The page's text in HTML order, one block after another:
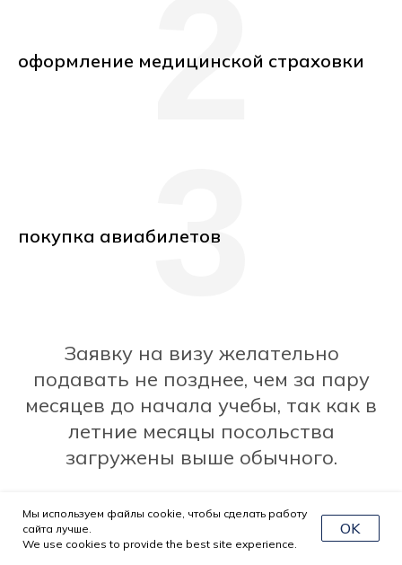
оформление медицинской страховки
2
покупка авиабилетов
3
Заявку на визу желательно
подавать не позднее, чем за пару
месяцев до начала учебы, так как в
летние месяцы посольства
загружены выше обычного.
Мы используем файлы cookie, чтобы сделать работу
сайта лучше.
We use cookies to provide the best site experience.
OK